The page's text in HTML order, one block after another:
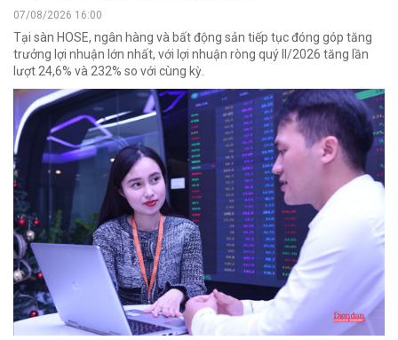
07/08/2026 16:00
Tại sàn HOSE, ngân hàng và bất động sản tiếp tục đóng góp tăng
trưởng lợi nhuận lớn nhất, với lợi nhuận ròng quý II/2026 tăng lần
lượt 24,6% và 232% so với cùng kỳ.